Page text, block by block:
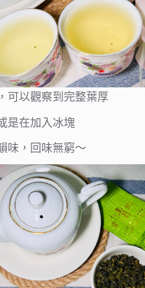
可以觀察到完整葉厚
是在加入冰塊
味，回味無窮～